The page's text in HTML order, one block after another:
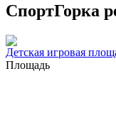
СпортГорка
Детская игровая
Площадь